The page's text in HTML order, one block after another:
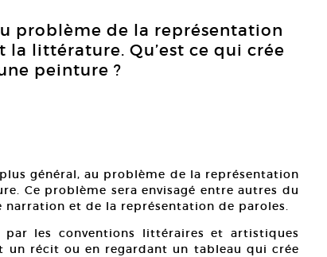
problème de la représentation
littérature. Qu’est ce qui crée
peinture ?
général, au problème de la représentation
Ce problème sera envisagé entre autres du
et de la représentation de paroles.
les conventions littéraires et artistiques
un récit ou en regardant un tableau qui crée